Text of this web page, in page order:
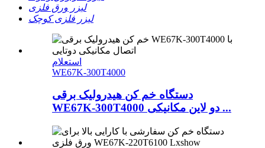
لیزر ورق فلزی
لیزر فلزی کوچک
استعلام
WE67K-300T4000
دستگاه خم کن هیدرولیک برقی
WE67K-300T4000 دو لاین مکانیکی ...